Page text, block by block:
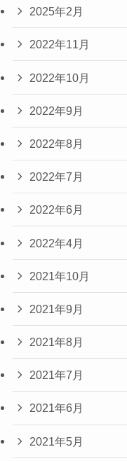
2025年2月
2022年11月
2022年10月
2022年9月
2022年8月
2022年7月
2022年6月
2022年4月
2021年10月
2021年9月
2021年8月
2021年7月
2021年6月
2021年5月